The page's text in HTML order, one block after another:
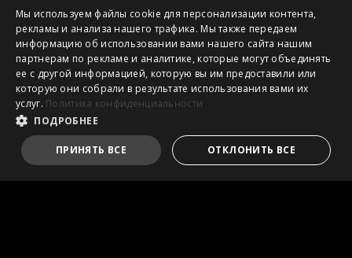
Мы используем файлы cookie для персонализации контента,
рекламы и анализа нашего трафика. Мы также передаем
информацию об использовании вами нашего сайта нашим
партнерам по рекламе и аналитике, которые могут объединять
ее с другой информацией, которую вы им предоставили или
которую они собрали в результате использования вами их
услуг. Политика конфиденциальности
ПОДРОБНЕЕ
ПРИНЯТЬ ВСЕ ОТКЛОНИТЬ ВСЕ